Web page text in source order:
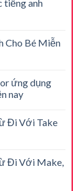
tiếng anh
Cho Bé Miễn
ứng dụng
nay
Đi Với Take
Đi Với Make,